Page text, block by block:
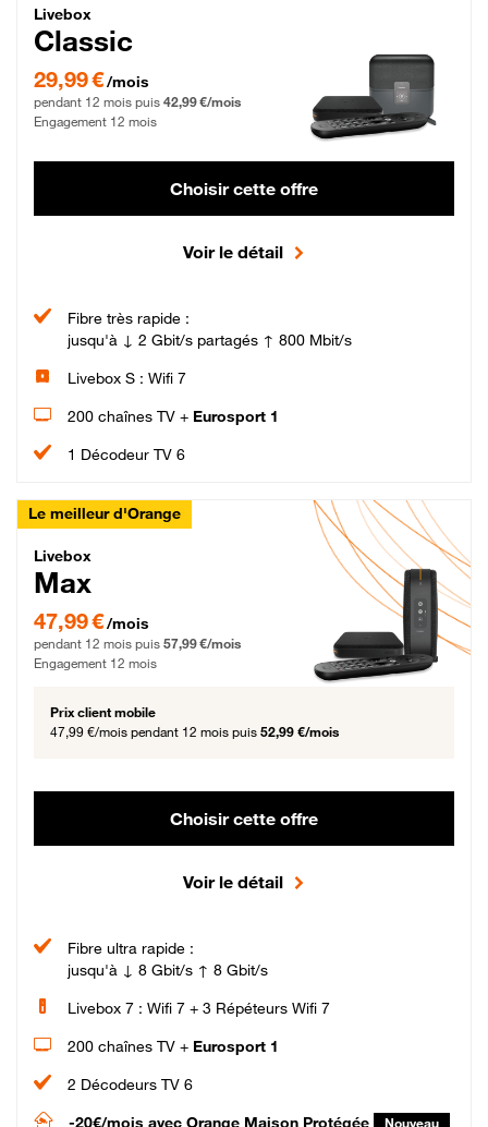
Livebox Classic Fibre
Livebox
Classic
29,99 € par mois pendant 12 mois puis 42,99 € par mois, Engagement 12 mois
29,99 €/mois
pendant 12 mois puis 42,99 €/mois
Engagement 12 mois
Choisir cette offre
Voir le détail
Fibre très rapide :
jusqu'à ↓ 2 Gbit/s partagés ↑ 800 Mbit/s
Livebox S : Wifi 7
200 chaînes TV + Eurosport 1
1 Décodeur TV 6
Le meilleur d'Orange
Livebox Max Fibre
Livebox
Max
47,99 € par mois pendant 12 mois puis 57,99 € par mois, Engagement 12 mois
47,99 €/mois
pendant 12 mois puis 57,99 €/mois
Engagement 12 mois
Prix client mobile
47,99 €/mois pendant 12 mois puis 52,99 €/mois
Choisir cette offre
Voir le détail
Fibre ultra rapide :
jusqu'à ↓ 8 Gbit/s ↑ 8 Gbit/s
Livebox 7 : Wifi 7 + 3 Répéteurs Wifi 7
200 chaînes TV + Eurosport 1
2 Décodeurs TV 6
-20€/mois avec Orange Maison Protégée Nouveau